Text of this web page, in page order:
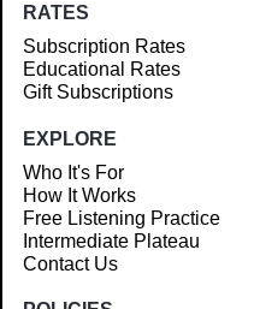
RATES
Subscription Rates
Educational Rates
Gift Subscriptions
EXPLORE
Who It's For
How It Works
Free Listening Practice
Intermediate Plateau
Contact Us